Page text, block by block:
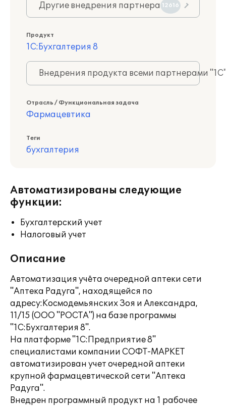
Другие внедрения партнера 12616
Продукт
1С:Бухгалтерия 8
Внедрения продукта всеми партнерами
Отрасль / Функциональная задача
Фармацевтика
Теги
бухгалтерия
Автоматизированы следующие
функции:
Бухгалтерский учет
Налоговый учет
Описание
Автоматизация учёта очередной аптеки сети
"Аптека Радуга", находящейся по
адресу:Космодемьянских Зоя и Александра,
11/15 (ООО "РОСТА") на базе программы
"1С:Бухгалтерия 8".
На платформе "1С:Предприятие 8"
специалистами компании СОФТ-МАРКЕТ
автоматизирован учет очередной аптеки
крупной фармацевтической сети "Аптека
Радуга".
Внедрен программный продукт на 1 рабочее